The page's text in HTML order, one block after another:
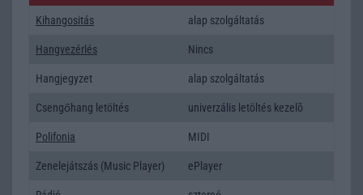
Kihangositás alap szolgáltatás
Hangvezérlés Nincs
Hangjegyzet alap szolgáltatás
Csengőhang letöltés univerzális letöltés kezelõ
Polifonia MIDI
Zenelejátszás (Music Player) ePlayer